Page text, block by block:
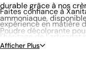
durable grâce à nos
ammoniaque,
Poudre décolorante
efficacement et en
Faites confiance à
expérience en matière
l'héritage de l'artisanat
Afficher Plus